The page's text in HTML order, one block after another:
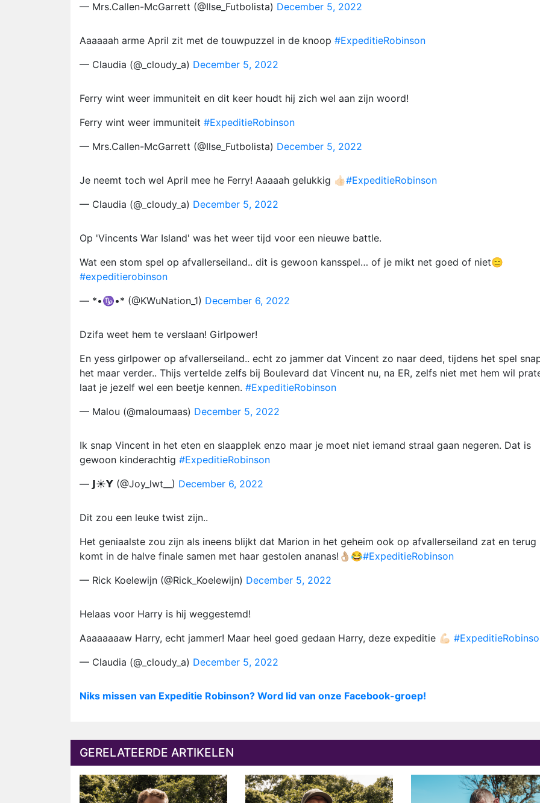
— Mrs.Callen-McGarrett (@Ilse_Futbolista) December 5, 2022
Aaaaaah arme April zit met de touwpuzzel in de knoop #ExpeditieRobinson
— Claudia (@_cloudy_a) December 5, 2022
Ferry wint weer immuniteit en dit keer houdt hij zich wel aan zijn woord!
Ferry wint weer immuniteit #ExpeditieRobinson
— Mrs.Callen-McGarrett (@Ilse_Futbolista) December 5, 2022
Je neemt toch wel April mee he Ferry! Aaaaah gelukkig 👍🏻#ExpeditieRobinson
— Claudia (@_cloudy_a) December 5, 2022
Op 'Vincents War Island' was het weer tijd voor een nieuwe battle.
Wat een stom spel op afvallerseiland.. dit is gewoon kansspel… of je mikt net goed of niet😑
#expeditierobinson
— *•♑️•* (@KWuNation_1) December 6, 2022
Dzifa weet hem te verslaan! Girlpower!
En yess girlpower op afvallerseiland.. echt zo jammer dat Vincent zo naar deed, tijdens het spel
het maar verder.. Thijs vertelde zelfs bij Boulevard dat Vincent nu, na ER, zelfs niet met hem wil
laat je jezelf wel een beetje kennen. #ExpeditieRobinson
— Malou (@maloumaas) December 5, 2022
Ik snap Vincent in het eten en slaapplek enzo maar je moet niet iemand straal gaan negeren. Dat is
gewoon kinderachtig #ExpeditieRobinson
— 𝗝☀︎︎𝗬 (@Joy_lwt__) December 6, 2022
Dit zou een leuke twist zijn..
Het geniaalste zou zijn als ineens blijkt dat Marion in het geheim ook op afvallerseiland zat en terug
komt in de halve finale samen met haar gestolen ananas!👌🏼😂#ExpeditieRobinson
— Rick Koelewijn (@Rick_Koelewijn) December 5, 2022
Helaas voor Harry is hij weggestemd!
Aaaaaaaaw Harry, echt jammer! Maar heel goed gedaan Harry, deze expeditie 💪🏻
— Claudia (@_cloudy_a) December 5, 2022
Niks missen van Expeditie Robinson? Word lid van onze Facebook-groep!
GERELATEERDE ARTIKELEN